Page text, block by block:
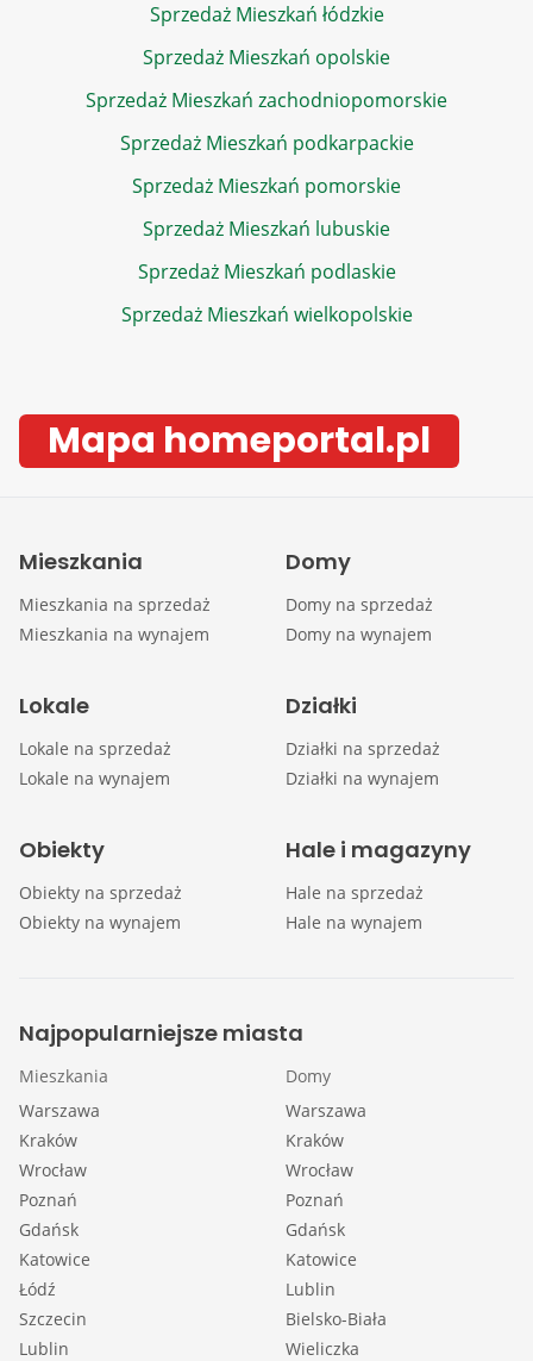
Sprzedaż Mieszkań łódzkie
Sprzedaż Mieszkań opolskie
Sprzedaż Mieszkań zachodniopomorskie
Sprzedaż Mieszkań podkarpackie
Sprzedaż Mieszkań pomorskie
Sprzedaż Mieszkań lubuskie
Sprzedaż Mieszkań podlaskie
Sprzedaż Mieszkań wielkopolskie
Mapa homeportal.pl
Mieszkania
Mieszkania na sprzedaż
Mieszkania na wynajem
Domy
Domy na sprzedaż
Domy na wynajem
Lokale
Lokale na sprzedaż
Lokale na wynajem
Działki
Działki na sprzedaż
Działki na wynajem
Obiekty
Obiekty na sprzedaż
Obiekty na wynajem
Hale i magazyny
Hale na sprzedaż
Hale na wynajem
Najpopularniejsze miasta
Mieszkania
Warszawa
Kraków
Wrocław
Poznań
Gdańsk
Katowice
Łódź
Szczecin
Lublin
Domy
Warszawa
Kraków
Wrocław
Poznań
Gdańsk
Katowice
Lublin
Bielsko-Biała
Wieliczka